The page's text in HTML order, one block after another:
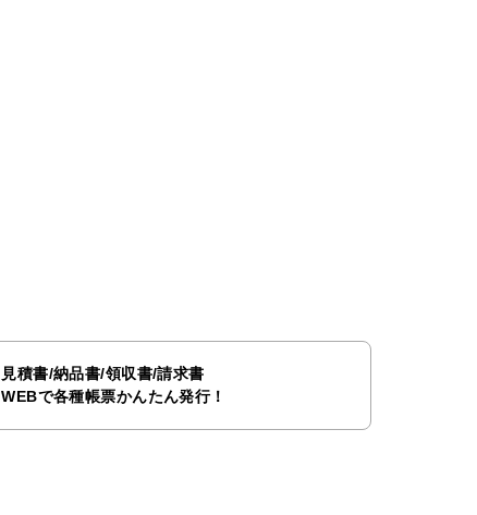
見積書/納品書/領収書/請求書
WEBで各種帳票かんたん発行！